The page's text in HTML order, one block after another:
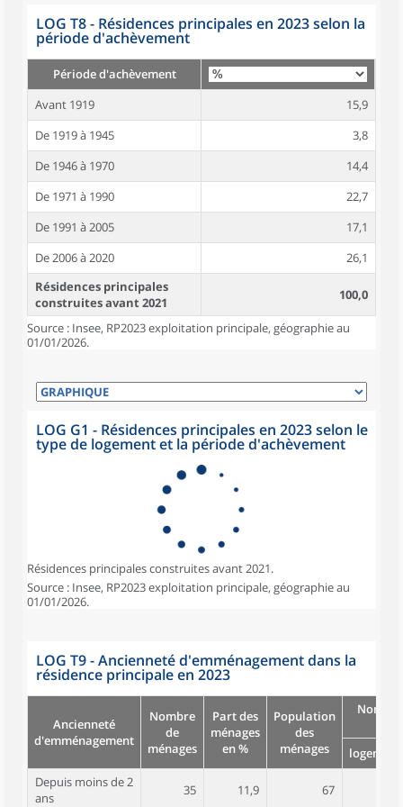
LOG T8 - Résidences principales en 2023 selon la
période d'achèvement
Période d'achèvement
Avant 1919
15,9
De 1919 à 1945
3,8
De 1946 à 1970
14,4
De 1971 à 1990
22,7
De 1991 à 2005
17,1
De 2006 à 2020
26,1
Résidences principales
construites avant 2021
100,0
Source : Insee, RP2023 exploitation principale, géographie au
01/01/2026.
LOG G1 - Résidences principales en 2023 selon le
type de logement et la période d'achèvement
Résidences principales construites avant 2021.
Source : Insee, RP2023 exploitation principale, géographie au
01/01/2026.
LOG T9 - Ancienneté d'emménagement dans la
résidence principale en 2023
Ancienneté
d'emménagement
Nombre
de
ménages
Part des
ménages
en %
Population
des
ménages
logement
Depuis moins de 2
ans
35 11,9 67